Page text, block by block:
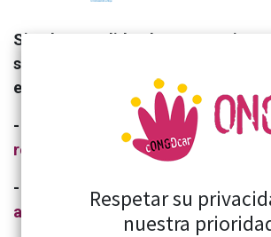
Si te has perdido el curso y quieres
sesiones, puedes hacerlo en los
enlaces:
- 1ª Sesión:
Propuestas
resolución de conflictos, Augusto
- 2ª Sesión:
Diagnóstico presente.
abordando conflictos abiertos,
Respetar su
nuestra